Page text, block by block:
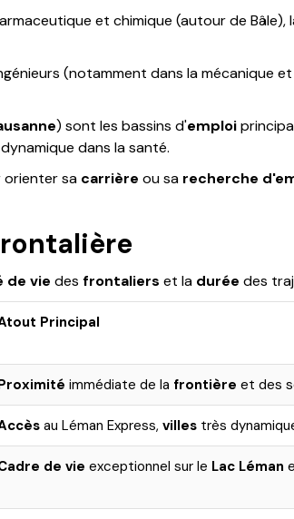
et chimique (autour de Bâle),
(notamment dans la mécanique
) sont les bassins d'emploi
dans la santé.
orienter sa carrière ou sa recherche
de vie des frontaliers et la durée des
Principal
immédiate de la frontière et des
au Léman Express, villes très
de vie exceptionnel sur le Lac Léman